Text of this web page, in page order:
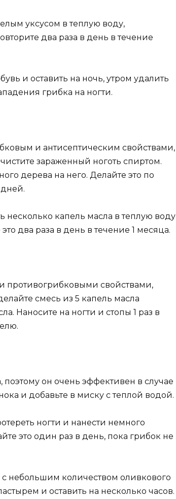
уксусом в теплую воду,
два раза в день в течение
и оставить на ночь, утром удалить
грибка на ногти.
и антисептическим свойствами,
зараженный ноготь спиртом.
дерева на него. Делайте это по
несколько капель масла в теплую воду
два раза в день в течение 1 месяца.
противогрибковыми свойствами,
смесь из 5 капель масла
Наносите на ногти и стопы 1 раз в
он очень эффективен в случае
и добавьте в миску с теплой водой.
ногти и нанести немного
это один раз в день, пока грибок не
небольшим количеством оливкового
и оставить на несколько часов.